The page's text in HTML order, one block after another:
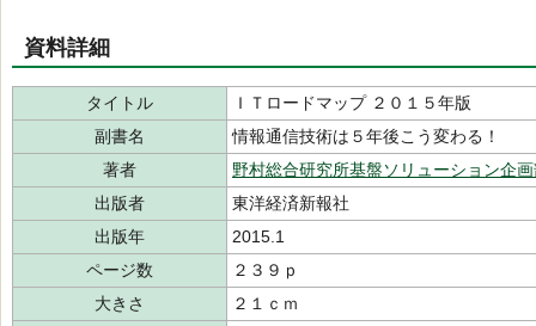
資料詳細
タイトル
ＩＴロードマップ ２０１５年版
副書名
情報通信技術は５年後こう変わる！
著者
野村総合研究所基盤ソリューション企
出版者
東洋経済新報社
出版年
2015.1
ページ数
２３９ｐ
大きさ
２１ｃｍ